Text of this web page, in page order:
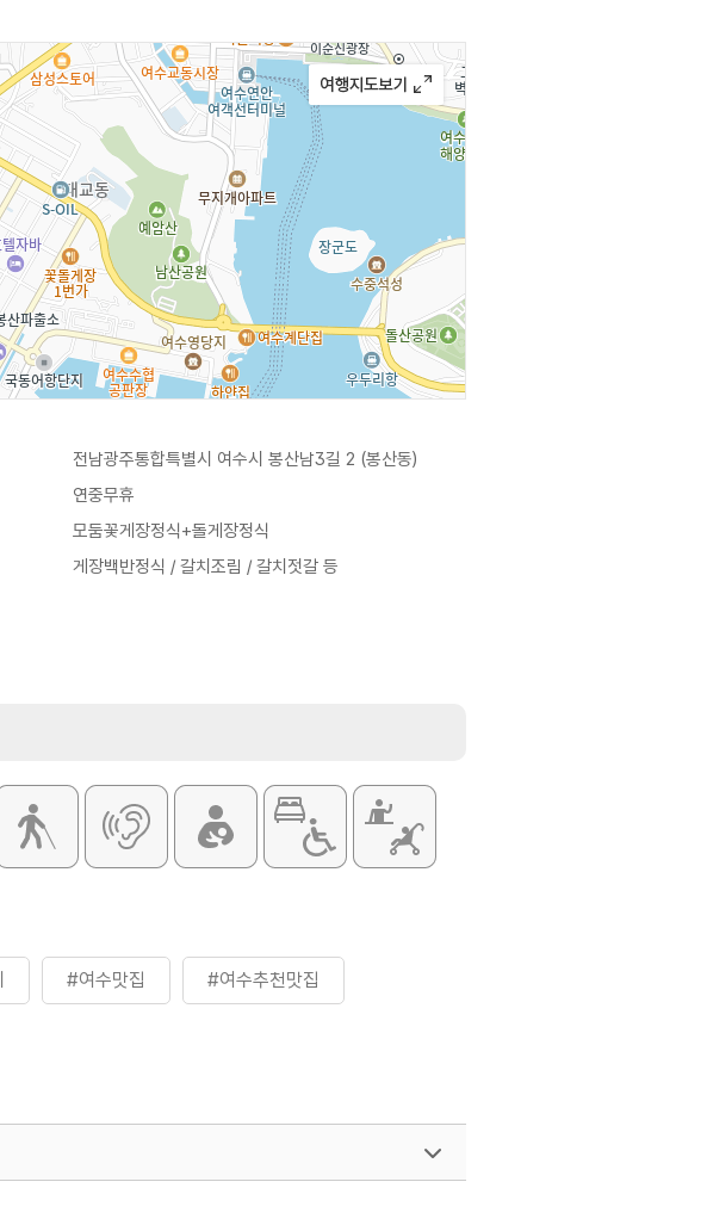
전남광주통합특별시 여수시 봉산남3길 2 (봉산동)
연중무휴
모둠꽃게장정식+돌게장정식
게장백반정식 / 갈치조림 / 갈치젓갈 등
#여수맛집 #여수추천맛집